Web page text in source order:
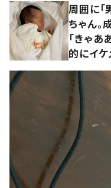
周囲に「
ちゃん
「きゃあ
的にイケ